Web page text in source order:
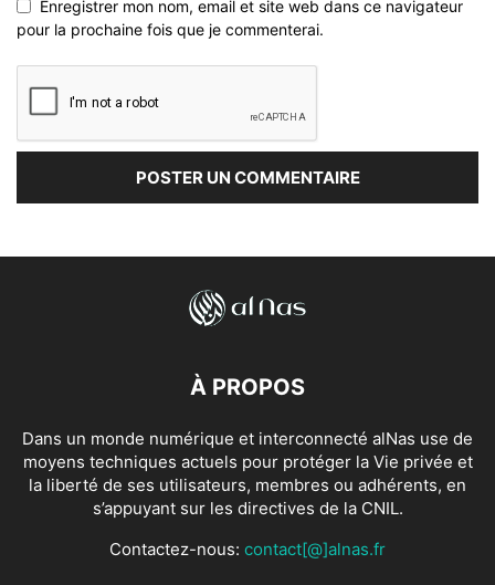
Enregistrer mon nom, email et site web dans ce navigateur
pour la prochaine fois que je commenterai.
À PROPOS
Dans un monde numérique et interconnecté alNas use de
moyens techniques actuels pour protéger la Vie privée et
la liberté de ses utilisateurs, membres ou adhérents, en
s’appuyant sur les directives de la CNIL.
Contactez-nous: contact[@]alnas.fr